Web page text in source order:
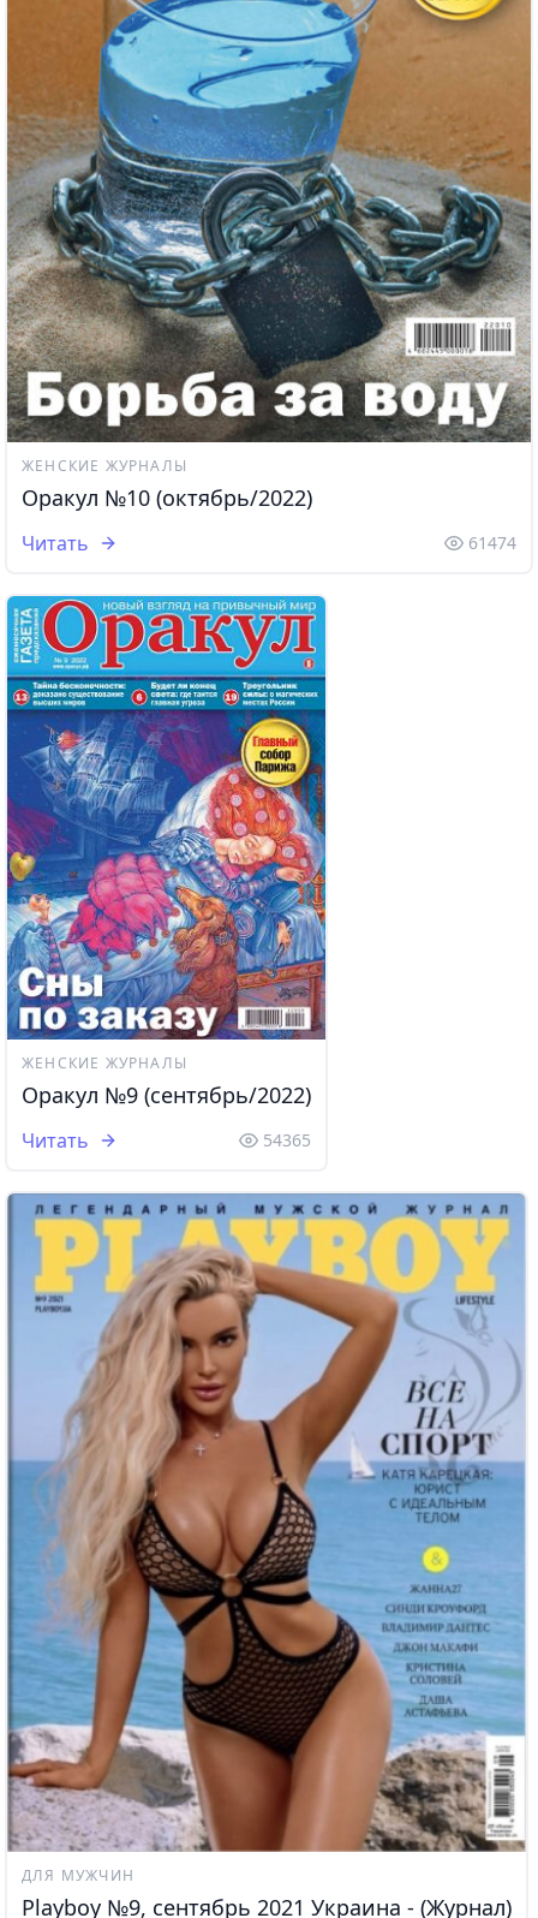
ЖЕНСКИЕ ЖУРНАЛЫ
Оракул №10 (октябрь/2022)
Читать 61474
ЖЕНСКИЕ ЖУРНАЛЫ
Оракул №9 (сентябрь/2022)
Читать 54365
ДЛЯ МУЖЧИН
Playboy №9, сентябрь 2021 Украина - (Журнал)